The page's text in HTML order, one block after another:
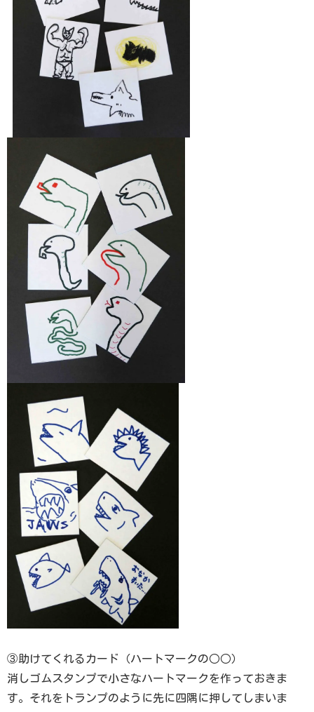
③助けてくれるカード（ハートマークの○○）
消しゴムスタンプで小さなハートマークを作っておきま
す。それをトランプのように先に四隅に押してしまいま